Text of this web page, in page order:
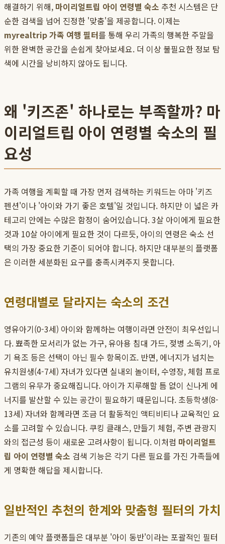
해결하기 위해, 마이리얼트립 아이 연령별 숙소 추천 시스템은 단
순한 검색을 넘어 진정한 '맞춤'을 제공합니다. 이제는
myrealtrip 가족 여행 필터를 통해 우리 가족의 행복한 주말을
위한 완벽한 공간을 손쉽게 찾아보세요. 더 이상 불필요한 정보 탐
색에 시간을 낭비하지 않아도 됩니다.
왜 '키즈존' 하나로는 부족할까? 마
이리얼트립 아이 연령별 숙소의 필
요성
가족 여행을 계획할 때 가장 먼저 검색하는 키워드는 아마 '키즈
펜션'이나 '아이와 가기 좋은 호텔'일 것입니다. 하지만 이 넓은 카
테고리 안에는 수많은 함정이 숨어있습니다. 3살 아이에게 필요한
것과 10살 아이에게 필요한 것이 다르듯, 아이의 연령은 숙소 선
택의 가장 중요한 기준이 되어야 합니다. 하지만 대부분의 플랫폼
은 이러한 세분화된 요구를 충족시켜주지 못합니다.
연령대별로 달라지는 숙소의 조건
영유아기(0-3세) 아이와 함께하는 여행이라면 안전이 최우선입니
다. 뾰족한 모서리가 없는 가구, 유아용 침대 가드, 젖병 소독기, 아
기 욕조 등은 선택이 아닌 필수 항목이죠. 반면, 에너지가 넘치는
유치원생(4-7세) 자녀가 있다면 실내외 놀이터, 수영장, 체험 프로
그램의 유무가 중요해집니다. 아이가 지루해할 틈 없이 신나게 에
너지를 발산할 수 있는 공간이 필요하기 때문입니다. 초등학생(8-
13세) 자녀와 함께라면 조금 더 활동적인 액티비티나 교육적인 요
소를 고려할 수 있습니다. 쿠킹 클래스, 만들기 체험, 주변 관광지
와의 접근성 등이 새로운 고려사항이 됩니다. 이처럼 마이리얼트
립 아이 연령별 숙소 검색 기능은 각기 다른 필요를 가진 가족들에
게 명확한 해답을 제시합니다.
일반적인 추천의 한계와 맞춤형 필터의 가치
기존의 예약 플랫폼들은 대부분 '아이 동반'이라는 포괄적인 필터